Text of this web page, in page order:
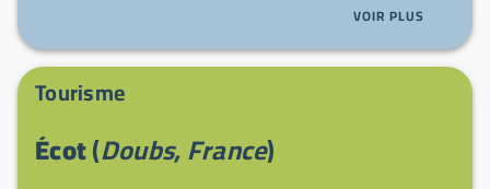
ambiance calme et conviviale. On vous attend !
VOIR PLUS
Tourisme
Écot(Doubs, France)